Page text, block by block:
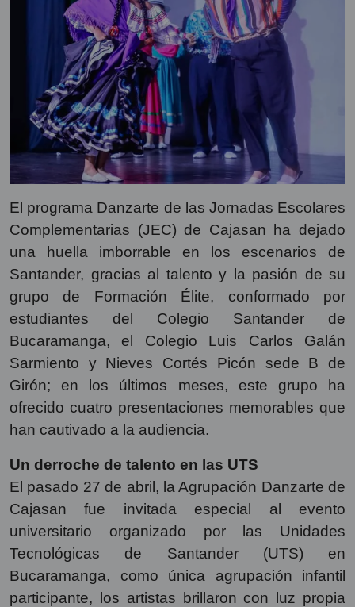
El programa Danzarte de las Jornadas Escolares
Complementarias (JEC) de Cajasan ha dejado
una huella imborrable en los escenarios de
Santander, gracias al talento y la pasión de su
grupo de Formación Élite, conformado por
estudiantes del Colegio Santander de
Bucaramanga, el Colegio Luis Carlos Galán
Sarmiento y Nieves Cortés Picón sede B de
Girón; en los últimos meses, este grupo ha
ofrecido cuatro presentaciones memorables que
han cautivado a la audiencia.
Un derroche de talento en las UTS
El pasado 27 de abril, la Agrupación Danzarte de
Cajasan fue invitada especial al evento
universitario organizado por las Unidades
Tecnológicas de Santander (UTS) en
Bucaramanga, como única agrupación infantil
participante, los artistas brillaron con luz propia